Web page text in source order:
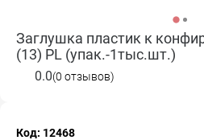
Заглушка пластик к
(13) PL (упак.-1тыс.шт.)
0.0(0 отзывов)
Код: 12468